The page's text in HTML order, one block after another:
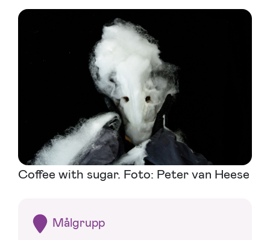
Coffee with sugar. Foto: Peter van Heese
Målgrupp